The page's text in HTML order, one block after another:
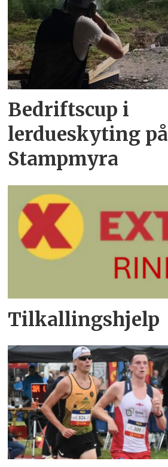
Bedriftscup i
lerdueskyting på
Stampmyra
Tilkallingshjelp